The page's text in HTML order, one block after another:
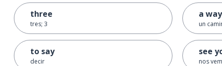
three
tres; 3
to say
decir
a way
un
see
nos